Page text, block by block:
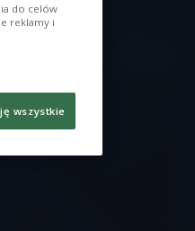
do celów
reklamy i
wszystkie